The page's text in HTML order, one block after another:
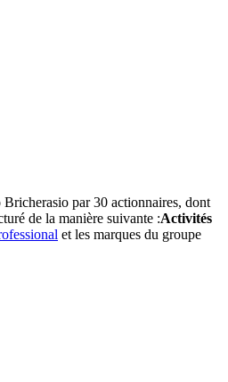
par 30 actionnaires, dont
de la manière suivante :Activités
et les marques du groupe